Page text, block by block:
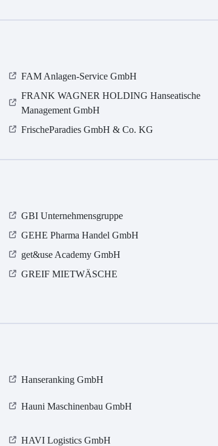
FAM Anlagen-Service GmbH
FRANK WAGNER HOLDING Hanseatische
Management GmbH
FrischeParadies GmbH & Co. KG
GBI Unternehmensgruppe
GEHE Pharma Handel GmbH
get&use Academy GmbH
GREIF MIETWÄSCHE
Hanseranking GmbH
Hauni Maschinenbau GmbH
HAVI Logistics GmbH